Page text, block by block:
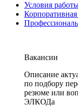
Условия
Вакансии
Описание
по подбору
резюме или
ЭЛКОДа